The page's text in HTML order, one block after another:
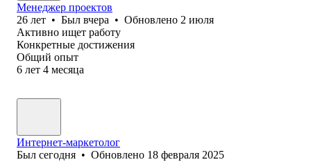
Менеджер проектов
26 лет • Был вчера • Обновлено 2 июля
Активно ищет работу
Конкретные достижения
Общий опыт
6 лет 4 месяца
Интернет-маркетолог
Был сегодня • Обновлено 18 февраля 2025